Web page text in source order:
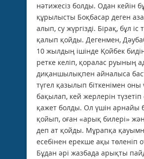
нәтижесiз болды. Одан кейiн
құрылысты Боқбасар деген
алып, су жүргiздi. Бiрақ, бұл iс
қалып қойды. Дегенмен,
10 жылдың iшiнде Қойбек
ретке келiп, қоралас руының
диқаншылықпен айналыса
түгел қазылып бiткенiмен оны
бақылап, кей жерлерiн түзетiп
қажет болды. Ол үшiн арнайы
қойып, оған «арық билерi»
деп ат қойды. Мұрапқа
есебiнен ерекше ақы төленiп
Бұдан әрi жазбада арықты